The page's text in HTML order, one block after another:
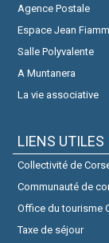
Agence Postale
Espace Jean
Salle Polyvalente
A Muntanera
La vie associative
LIENS UTILES
Collectivité de
Communauté de
Office du tourisme
Taxe de séjour